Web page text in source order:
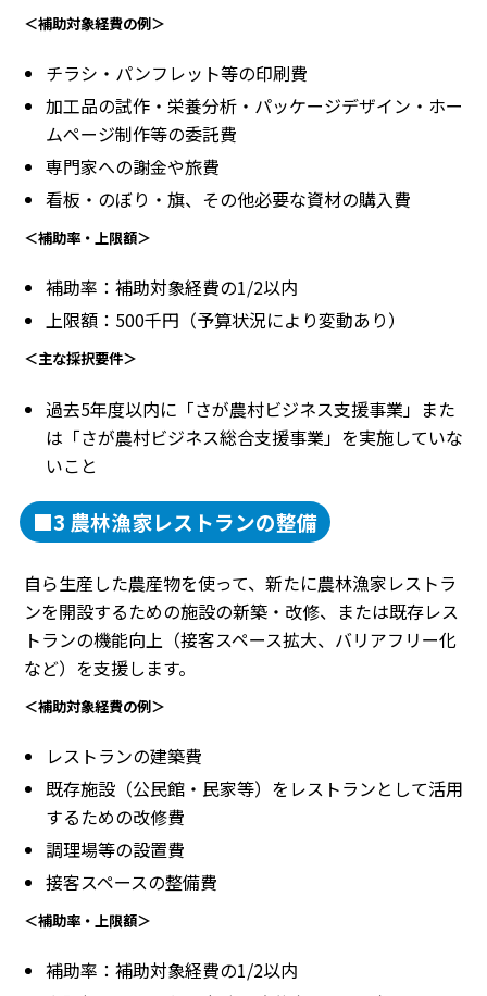
＜補助対象経費の例＞
チラシ・パンフレット等の印刷費
加工品の試作・栄養分析・パッケージデザイン・ホー
ムページ制作等の委託費
専門家への謝金や旅費
看板・のぼり・旗、その他必要な資材の購入費
＜補助率・上限額＞
補助率：補助対象経費の1/2以内
上限額：500千円（予算状況により変動あり）
＜主な採択要件＞
過去5年度以内に「さが農村ビジネス支援事業」また
は「さが農村ビジネス総合支援事業」を実施していな
いこと
■3 農林漁家レストランの整備
自ら生産した農産物を使って、新たに農林漁家レストラ
ンを開設するための施設の新築・改修、または既存レス
トランの機能向上（接客スペース拡大、バリアフリー化
など）を支援します。
＜補助対象経費の例＞
レストランの建築費
既存施設（公民館・民家等）をレストランとして活用
するための改修費
調理場等の設置費
接客スペースの整備費
＜補助率・上限額＞
補助率：補助対象経費の1/2以内